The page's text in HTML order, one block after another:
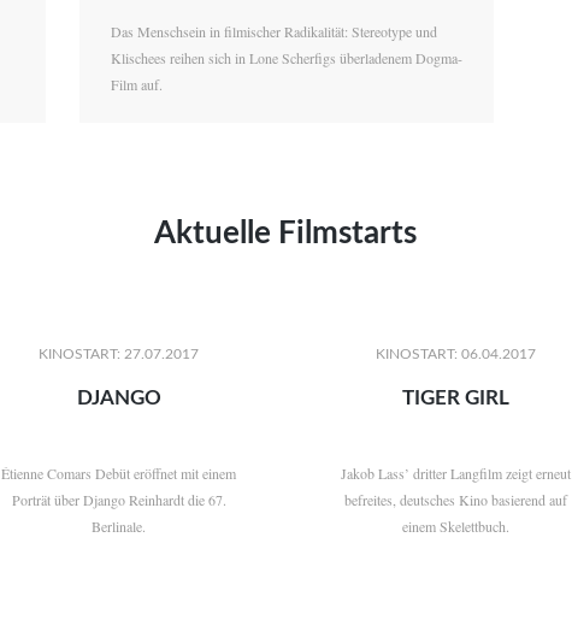
Das Menschsein in filmischer Radikalität: Stereotype und
Klischees reihen sich in Lone Scherfigs überladenem Dogma-
Film auf.
Aktuelle Filmstarts
KINOSTART: 27.07.2017
DJANGO
Étienne Comars Debüt eröffnet mit einem
Porträt über Django Reinhardt die 67.
Berlinale.
KINOSTART: 06.04.2017
TIGER GIRL
Jakob Lass’ dritter Langfilm zeigt erneut
befreites, deutsches Kino basierend auf
einem Skelettbuch.